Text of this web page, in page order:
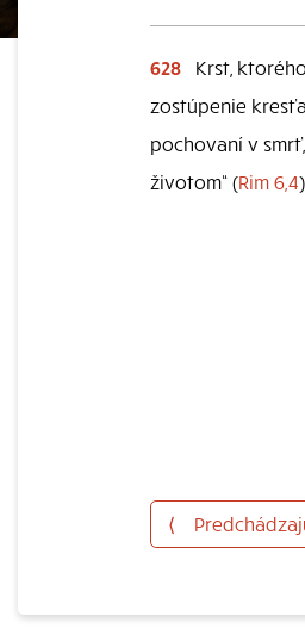
628 Krst,
zostúpenie
pochovaní v
životom“ (Rim 6,4
⟨